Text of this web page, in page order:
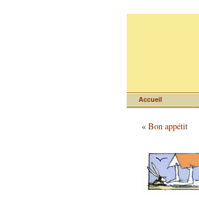
Accueil
« Bon appétit